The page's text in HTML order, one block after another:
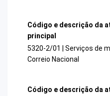
Código e descrição da
principal
5320-2/01 | Serviços de
Correio Nacional
Código e descrição da